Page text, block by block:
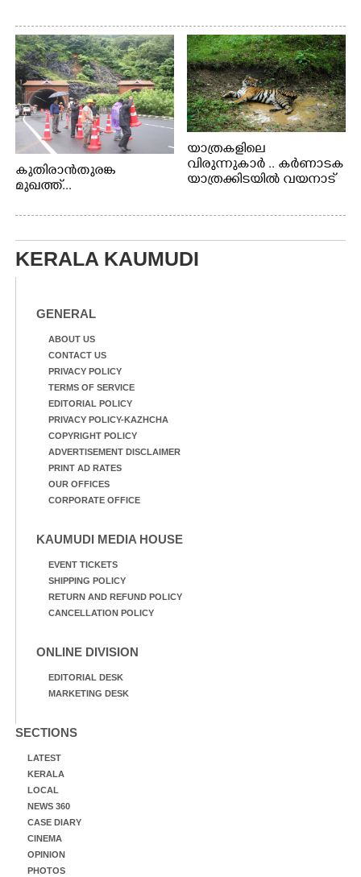
കുതിരാൻതുരങ്ക
മുഖത്ത്...
യാത്രകളിലെ
വിരുന്നുകാർ .. കർണാടക
യാത്രക്കിടയിൽ വയനാട്
നിന്നും കണ്ണിൽകുടുങ്ങിയ
KERALA KAUMUDI
GENERAL
ABOUT US
CONTACT US
PRIVACY POLICY
TERMS OF SERVICE
EDITORIAL POLICY
PRIVACY POLICY-KAZHCHA
COPYRIGHT POLICY
ADVERTISEMENT DISCLAIMER
PRINT AD RATES
OUR OFFICES
CORPORATE OFFICE
KAUMUDI MEDIA HOUSE
EVENT TICKETS
SHIPPING POLICY
RETURN AND REFUND POLICY
CANCELLATION POLICY
ONLINE DIVISION
EDITORIAL DESK
MARKETING DESK
SECTIONS
LATEST
KERALA
LOCAL
NEWS 360
CASE DIARY
CINEMA
OPINION
PHOTOS